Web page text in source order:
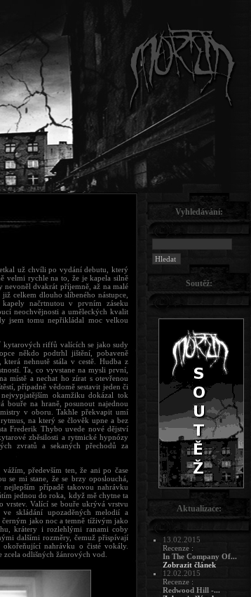
už chvíli po vydání debutu, který
velmi rychle na to, že je kapela silně
dvakrát příjemně, až na malé
celkem dlouho slíbeného nástupce,
načrtnutou v prvním záseku
neochvějnosti a uměleckých kvalit
jsem tomu nepřikládal moc velkou
kytarových riffů valících se jako sudy
někdo podtrhl jištění, pobaveně
nehnutě stála v cestě. Hudba z
Ta, co vyvstane na mysli první,
místě a nechat ho zírat s otevřenou
případně vědomě sestavit jeden či
okamžiku dokázal tok
na hraně, posunout najednou
v oboru. Takhle překvapit umí
na který se člověk upne a bez
Frederik Thybo uvede nové dějství
zběsilosti a rytmické hypnózy
zvratů a sekaných přechodů za
především ten, že ani po čase
se mi stane, že se brzy oposlouchá,
případě takovou nahrávku
jednou do roka, když mě chytne ta
vrstev. Valící se bouře ukrývá vrstvu
skládání upozaděných melodií a
jako noc a temně tíživým jako
krátery i rozlehlými ranami coby
dalšími rozměry, čemuž přispívají
nahrávku o čisté vokály.
zcela odlišných žánrových vod.
Vyhledávání:
Soutěž:
Aktualizace:
13.02.2015
Recenze :
In The Company Of...
Zobrazit článek
12.02.2015
Recenze :
Redwood Hill -...